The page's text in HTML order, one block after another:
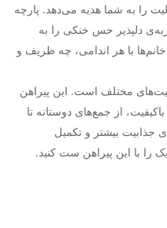
را به شما هدیه می‌دهد. پارچه
دلپذیر حس خنکی را به
با هر اندامی، چه ظریف و
مختلف است. این پیراهن
از جمع‌های دوستانه تا
جذابیت بیشتر و تکمیل
را با این پیراهن ست کنید.